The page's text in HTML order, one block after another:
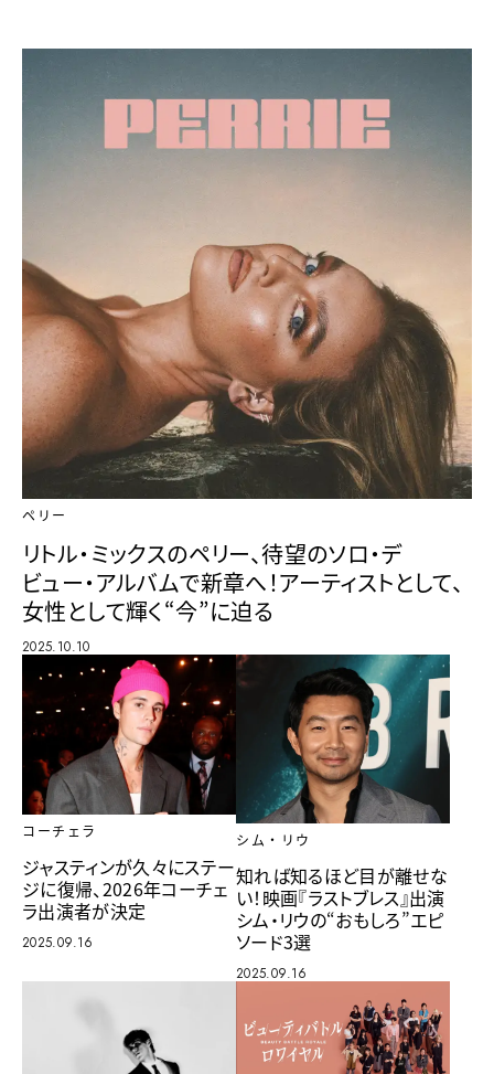
ペリー
リトル・ミックスのペリー、待望のソロ・デ
ビュー・アルバムで新章へ！アーティストとして、
女性として輝く“今”に迫る
2025.10.10
コーチェラ
ジャスティンが久々にステー
ジに復帰、2026年コーチェ
ラ出演者が決定
2025.09.16
シム・リウ
知れば知るほど目が離せな
い！映画『ラストブレス』出演
シム・リウの“おもしろ”エピ
ソード3選
2025.09.16